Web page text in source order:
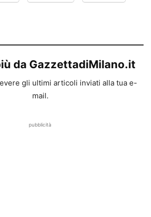
da GazzettadiMilano.it
gli ultimi articoli inviati alla tua e-
mail.
pubblicità